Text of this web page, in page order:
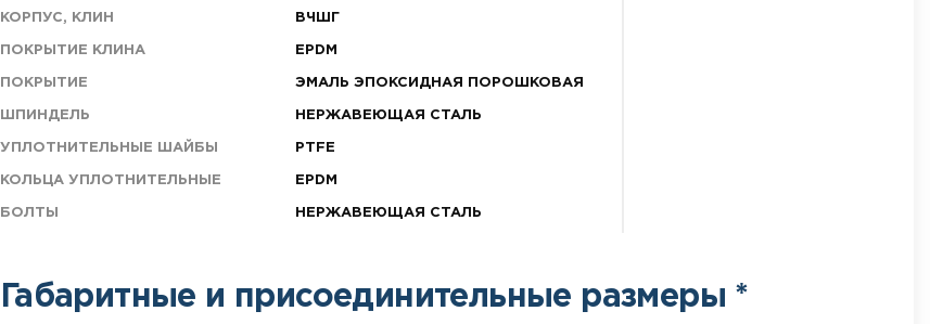
КОРПУС, КЛИН ВЧШГ
ПОКРЫТИЕ КЛИНА EPDM
ПОКРЫТИЕ ЭМАЛЬ ЭПОКСИДНАЯ ПОРОШКОВАЯ
ШПИНДЕЛЬ НЕРЖАВЕЮЩАЯ СТАЛЬ
УПЛОТНИТЕЛЬНЫЕ ШАЙБЫ PTFE
КОЛЬЦА УПЛОТНИТЕЛЬНЫЕ EPDM
БОЛТЫ НЕРЖАВЕЮЩАЯ СТАЛЬ
Габаритные и присоединительные размеры *